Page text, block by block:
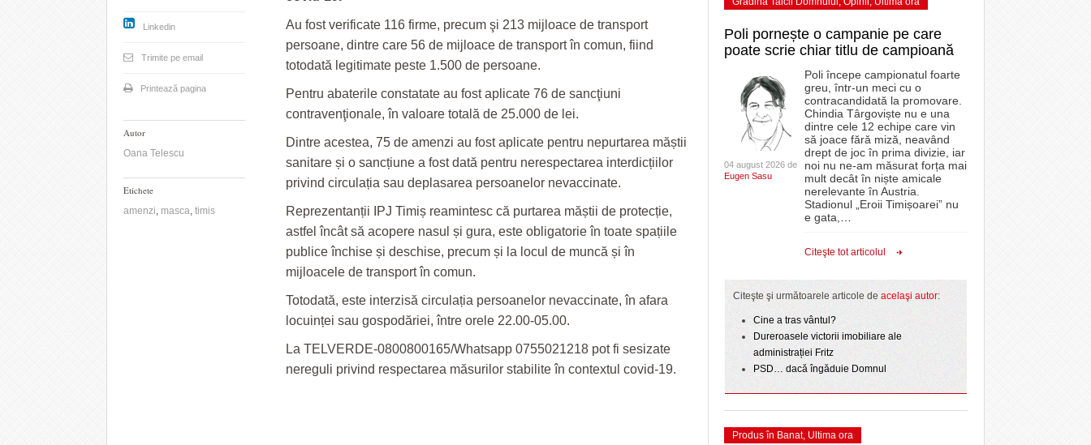
Au fost verificate 116 firme, precum şi 213 mijloace de transport
persoane, dintre care 56 de mijloace de transport în comun, fiind
totodată legitimate peste 1.500 de persoane.
Pentru abaterile constatate au fost aplicate 76 de sancţiuni
contravenţionale, în valoare totală de 25.000 de lei.
Dintre acestea, 75 de amenzi au fost aplicate pentru nepurtarea măștii
sanitare și o sancțiune a fost dată pentru nerespectarea interdicțiilor
privind circulația sau deplasarea persoanelor nevaccinate.
Reprezentanții IPJ Timiș reamintesc că purtarea măștii de protecție,
astfel încât să acopere nasul și gura, este obligatorie în toate spațiile
publice închise și deschise, precum și la locul de muncă și în
mijloacele de transport în comun.
Totodată, este interzisă circulația persoanelor nevaccinate, în afara
locuinței sau gospodăriei, între orele 22.00-05.00.
La TELVERDE-0800800165/Whatsapp 0755021218 pot fi sesizate
nereguli privind respectarea măsurilor stabilite în contextul covid-19.
Linkedin
Trimite pe email
Printează pagina
Autor
Oana Telescu
Etichete
amenzi, masca, timis
Poli pornește o campanie pe care
poate scrie chiar titlu de campioană
04 august 2026 de
Eugen Sasu
Poli începe campionatul foarte
greu, într-un meci cu o
contracandidată la promovare.
Chindia Târgoviște nu e una
dintre cele 12 echipe care vin
să joace fără miză, neavând
drept de joc în prima divizie, iar
noi nu ne-am măsurat forța mai
mult decât în niște amicale
nerelevante în Austria.
Stadionul „Eroii Timișoarei” nu
e gata,
Citeşte tot articolul
Citeşte şi următoarele articole de acelaşi autor:
Cine a tras vântul?
Dureroasele victorii imobiliare ale
administrației Fritz
PSD… dacă îngăduie Domnul
Produs în Banat, Ultima ora